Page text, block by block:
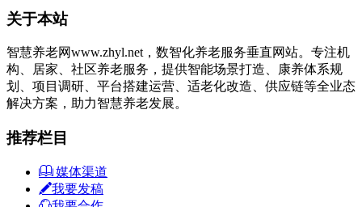
关于本站
智慧养老网www.zhyl.net，数智化养老服务垂直网站。专注机
构、居家、社区养老服务，提供智能场景打造、康养体系规
划、项目调研、平台搭建运营、适老化改造、供应链等全业态
解决方案，助力智慧养老发展。
推荐栏目
媒体渠道
我要发稿